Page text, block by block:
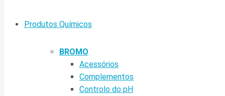
Produtos Químicos
BROMO
Acessórios
Complementos
Controlo do pH